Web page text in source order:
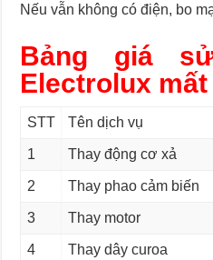
Nếu vẫn không có điện, bo
Bảng giá
Electrolux
STT Tên dịch vụ
1 Thay động cơ xả
2 Thay phao cảm biến
3 Thay motor
4 Thay dây curoa